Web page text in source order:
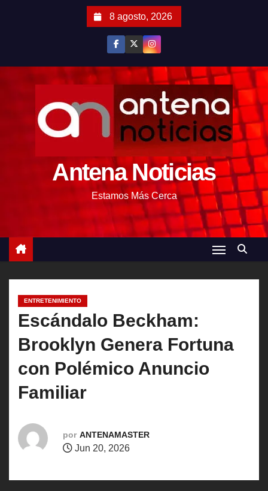
8 agosto, 2026
Antena Noticias
Estamos Más Cerca
ENTRETENIMIENTO
Escándalo Beckham:
Brooklyn Genera Fortuna
con Polémico Anuncio
Familiar
por ANTENAMASTER
Jun 20, 2026